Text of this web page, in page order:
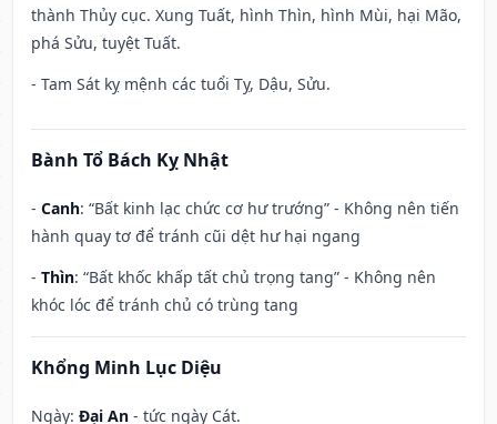
thành Thủy cục. Xung Tuất, hình Thìn, hình Mùi, hại Mão,
phá Sửu, tuyệt Tuất.
- Tam Sát kỵ mệnh các tuổi Tỵ, Dậu, Sửu.
Bành Tổ Bách Kỵ Nhật
- Canh: “Bất kinh lạc chức cơ hư trướng” - Không nên tiến
hành quay tơ để tránh cũi dệt hư hại ngang
- Thìn: “Bất khốc khấp tất chủ trọng tang” - Không nên
khóc lóc để tránh chủ có trùng tang
Khổng Minh Lục Diệu
Ngày: Đại An - tức ngày Cát.